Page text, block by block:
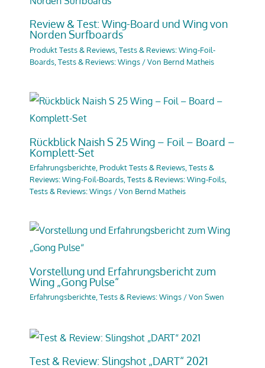
Review & Test: Wing-Board und Wing von
Norden Surfboards
Produkt Tests & Reviews, Tests & Reviews: Wing-Foil-
Boards, Tests & Reviews: Wings/ Von Bernd Matheis
Rückblick Naish S 25 Wing – Foil – Board –
Komplett-Set
Erfahrungsberichte, Produkt Tests & Reviews, Tests &
Reviews: Wing-Foil-Boards, Tests & Reviews: Wing-Foils,
Tests & Reviews: Wings/ Von Bernd Matheis
Vorstellung und Erfahrungsbericht zum
Wing „Gong Pulse“
Erfahrungsberichte, Tests & Reviews: Wings/ Von Swen
Test & Review: Slingshot „DART“ 2021